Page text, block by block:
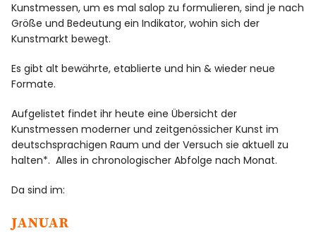
UNSER BUCH
f
Kunstmessen, um es mal salop zu formulieren, sind je nach
Größe und Bedeutung ein Indikator, wohin sich der
Kunstmarkt bewegt.
Es gibt alt bewährte, etablierte und hin & wieder neue
Formate.
Aufgelistet findet ihr heute eine Übersicht der
Kunstmessen moderner und zeitgenössicher Kunst im
deutschsprachigen Raum und der Versuch sie aktuell zu
halten*. Alles in chronologischer Abfolge nach Monat.
Da sind im:
JANUAR